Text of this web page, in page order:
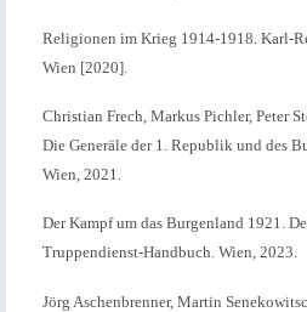
Religionen im Krieg 1914-1918. Karl-
Wien [2020].
Christian Frech, Markus Pichler, Peter
Die Generäle der 1. Republik und des
Wien, 2021.
Der Kampf um das Burgenland 1921.
Truppendienst-Handbuch. Wien, 2023.
Jörg Aschenbrenner, Martin